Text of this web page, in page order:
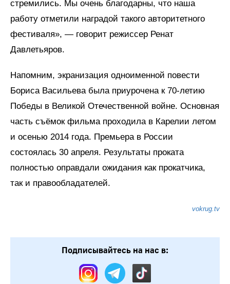
стремились. Мы очень благодарны, что наша
работу отметили наградой такого авторитетного
фестиваля», — говорит режиссер Ренат
Давлетьяров.
Напомним, экранизация одноименной повести
Бориса Васильева была приурочена к 70-летию
Победы в Великой Отечественной войне. Основная
часть съёмок фильма проходила в Карелии летом
и осенью 2014 года. Премьера в России
состоялась 30 апреля. Результаты проката
полностью оправдали ожидания как прокатчика,
так и правообладателей.
vokrug.tv
Подписывайтесь на нас в: